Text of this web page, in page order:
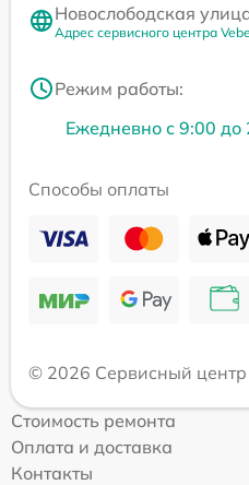
Новослободская
Адрес сервисного центра
Режим работы:
Ежедневно с 9:00 до
Способы оплаты
© 2026 Сервисный центр
Стоимость ремонта
Оплата и доставка
Контакты